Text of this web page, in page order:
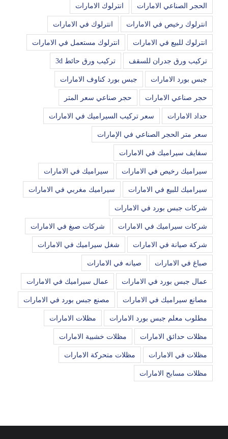
الحجر الصناعي الامارات انترلوك الامارات
انترلوك رخيص في الامارات انترلوك في الامارات
انترلوك للبيع في الامارات انترلوك مستعمل في الامارات
تركيب ورق جدران للسقف تركيب ورق حائط 3d
جبس بورد الامارات جبس بورد كناوف الامارات
حجر صناعي الامارات حجر صناعي سعر المتر
حداد الامارات سعر تركيب السيراميك في الامارات
سعر متر الحجر الصناعي في الإمارات
سفايف سيراميك في الامارات
سيراميك رخيص في الامارات سيراميك في الامارات
سيراميك للبيع في الامارات سيراميك مغربي في الامارات
شركات جبس بورد في الامارات
شركات سيراميك في الامارات شركات صبغ في الامارات
شركة صيانة في الامارات شغل سيراميك في الامارات
صباغ في الامارات صيانه في الامارات
عمال جبس بورد في الامارات عمال سيراميك في الامارات
مصانع سيراميك في الامارات مصنع جبس بورد في الامارات
مطلوب معلم جبس بورد الامارات مظلات الامارات
مظلات حدائق الامارات مظلات خشبية الامارات
مظلات في الامارات مظلات متحركة الامارات
مظلات مسابح الامارات